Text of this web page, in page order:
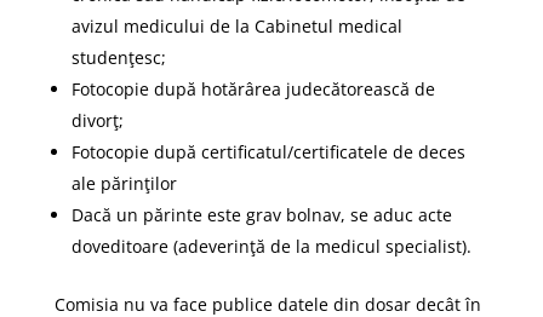
avizul medicului de la Cabinetul medical
studenţesc;
Fotocopie după hotărârea judecătorească de
divorţ;
Fotocopie după certificatul/certificatele de deces
ale părinţilor
Dacă un părinte este grav bolnav, se aduc acte
doveditoare (adeverinţă de la medicul specialist).
Comisia nu va face publice datele din dosar decât în